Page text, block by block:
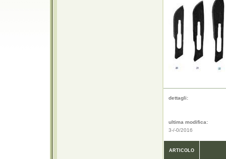
dettagli:
ultima modifica:
3-/-0/2016
ARTICOLO